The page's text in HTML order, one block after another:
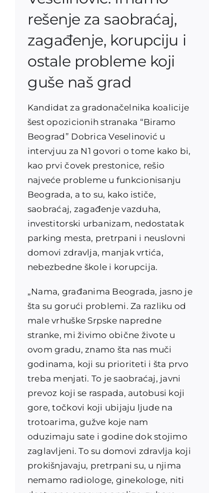
rešenje za saobraćaj,
zagađenje, korupciju i
ostale probleme koji
guše naš grad
Kandidat za gradonačelnika koalicije
šest opozicionih stranaka “Biramo
Beograd” Dobrica Veselinović u
intervjuu za N1 govori o tome kako bi,
kao prvi čovek prestonice, rešio
najveće probleme u funkcionisanju
Beograda, a to su, kako ističe,
saobraćaj, zagađenje vazduha,
investitorski urbanizam, nedostatak
parking mesta, pretrpani i neuslovni
domovi zdravlja, manjak vrtića,
nebezbedne škole i korupcija.
„Nama, građanima Beograda, jasno je
šta su gorući problemi. Za razliku od
male vrhuške Srpske napredne
stranke, mi živimo obične živote u
ovom gradu, znamo šta nas muči
godinama, koji su prioriteti i šta prvo
treba menjati. To je saobraćaj, javni
prevoz koji se raspada, autobusi koji
gore, točkovi koji ubijaju ljude na
trotoarima, gužve koje nam
oduzimaju sate i godine dok stojimo
zaglavljeni. To su domovi zdravlja koji
prokišnjavaju, pretrpani su, u njima
nemamo radiologe, ginekologe, niti